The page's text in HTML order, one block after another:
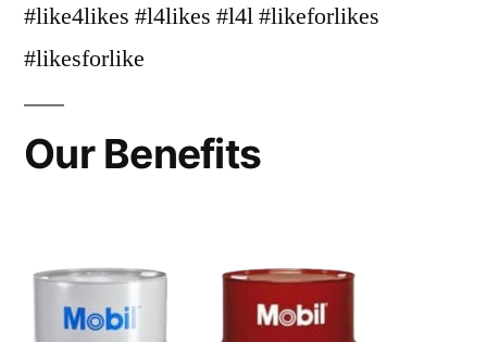
#like4likes #l4likes #l4l #likeforlikes
#likesforlike
Our Benefits